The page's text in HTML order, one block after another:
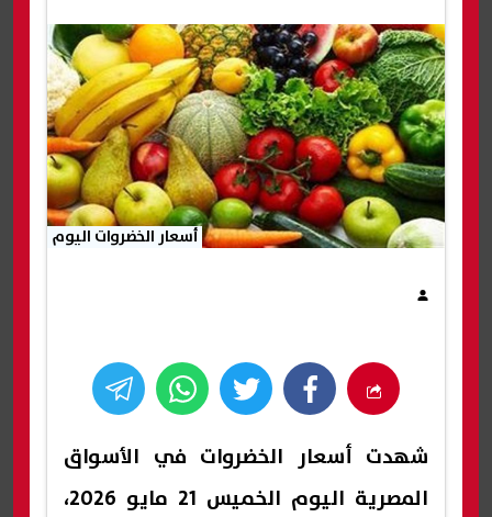
أسعار الخضروات اليوم
شهدت أسعار الخضروات في الأسواق
المصرية اليوم الخميس 21 مايو 2026،